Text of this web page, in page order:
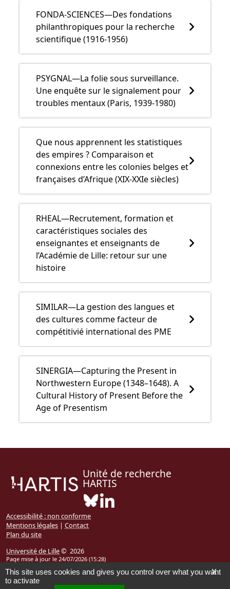
FONDA-SCIENCES—Des fondations
philanthropiques pour la recherche
scientifique (1916-1956)
PSYGNAL—La folie sous surveillance.
Une enquête sur le signalement pour
troubles mentaux (Paris, 1939-1980)
Que nous apprennent les statistiques
des empires ? Comparaison et
connexions entre les colonies belges et
françaises d’Afrique (XIX-XXIe siècles)
RHEAL—Recrutement, formation et
caractéristiques sociales des
enseignantes et enseignants de
l’Académie de Lille: retour sur une
histoire
SIMILAR—La gestion des langues et
des cultures comme facteur de
compétitivié international des PME
SINERGIA—Capturing the Present in
Northwestern Europe (1348–1648). A
Cultural History of Present Before the
Age of Presentism
Unité de recherche
HARTIS
Bluesky ( Nouvelle fenêtre)
Accessibilité : non conforme
Mentions légales | Contact
Plan du site
Université de Lille© 2026
Page mise à jour le 24/07/2026 (15:28)
X
This site uses cookies and gives you control over what you want
to activate